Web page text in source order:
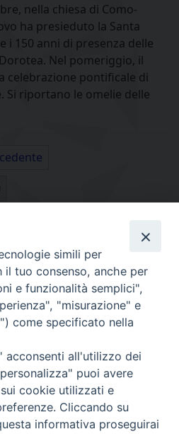
nella chiesa di Como-
ha presieduto la Santa
i 150 anni di presenza delle
Nel pomeriggio, il
celebrazione pontificale di
Si riportano le omelie delle
simili per
tuo consenso, anche per
e funzionalità semplici",
"misurazione" e
come specificato nella
acconsenti all'utilizzo dei
puoi avere
cookie utilizzati e
Cliccando su
informativa proseguirai